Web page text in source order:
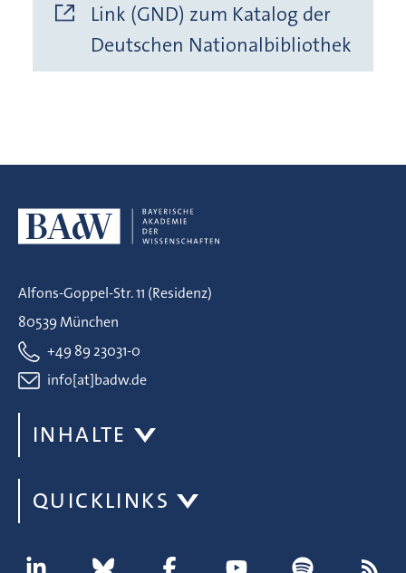
Link (GND) zum Katalog der
Deutschen Nationalbibliothek
Alfons-Goppel-Str. 11 (Residenz)
80539 München
+49 89 23031-0
info[at]badw.de
INHALTE
QUICKLINKS